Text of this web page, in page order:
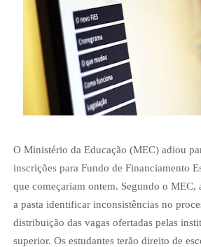
O Ministério da Educação (MEC) adiou
inscrições para Fundo de Financiamento
que começariam ontem. Segundo o MEC,
a pasta identificar inconsistências no
distribuição das vagas ofertadas pelas
superior. Os estudantes terão direito de